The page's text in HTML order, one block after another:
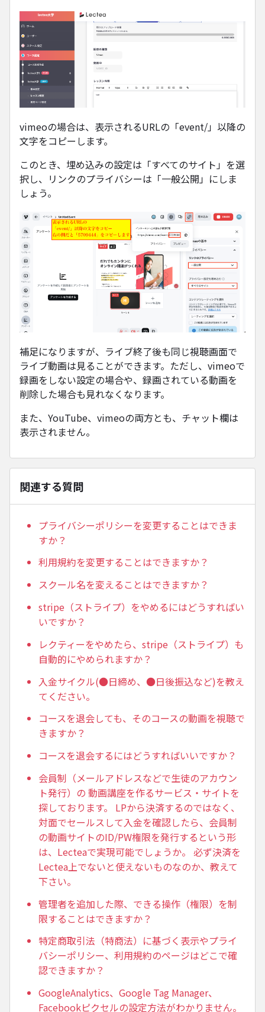
vimeoの場合は、表示されるURLの「event/」以降の
文字をコピーします。
このとき、埋め込みの設定は「すべてのサイト」を選
択し、リンクのプライバシーは「一般公開」にしま
しょう。
補足になりますが、ライブ終了後も同じ視聴画面で
ライブ動画は見ることができます。ただし、vimeoで
録画をしない設定の場合や、録画されている動画を
削除した場合も見れなくなります。
また、YouTube、vimeoの両方とも、チャット欄は
表示されません。
関連する質問
プライバシーポリシーを変更することはできま
すか？
利用規約を変更することはできますか？
スクール名を変えることはできますか？
stripe（ストライプ）をやめるにはどうすればい
いですか？
レクティーをやめたら、stripe（ストライプ）も
自動的にやめられますか？
入金サイクル(●日締め、●日後振込など)を教え
てください。
コースを退会しても、そのコースの動画を視聴で
きますか？
コースを退会するにはどうすればいいですか？
会員制（メールアドレスなどで生徒のアカウン
ト発行）の 動画講座を作るサービス・サイトを
探しております。 LPから決済するのではなく、
対面でセールスして入金を確認したら、会員制
の動画サイトのID/PW権限を発行するという形
は、Lecteaで実現可能でしょうか。 必ず決済を
Lectea上でないと使えないものなのか、教えて
下さい。
管理者を追加した際、できる操作（権限）を制
限することはできますか？
特定商取引法（特商法）に基づく表示やプライ
バシーポリシー、利用規約のページはどこで確
認できますか？
GoogleAnalytics、Google Tag Manager、
Facebookピクセルの設定方法がわかりません。